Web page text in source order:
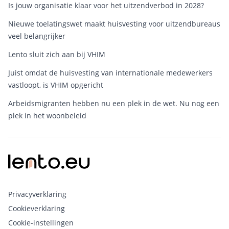
Is jouw organisatie klaar voor het uitzendverbod in 2028?
Nieuwe toelatingswet maakt huisvesting voor uitzendbureaus
veel belangrijker
Lento sluit zich aan bij VHIM
Juist omdat de huisvesting van internationale medewerkers
vastloopt, is VHIM opgericht
Arbeidsmigranten hebben nu een plek in de wet. Nu nog een
plek in het woonbeleid
Privacyverklaring
Cookieverklaring
Cookie-instellingen